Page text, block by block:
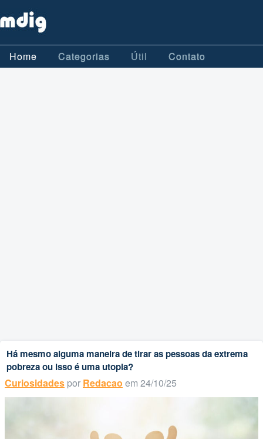
Home Categorias Útil Contato
Há mesmo alguma maneira de tirar as pessoas da extrema
pobreza ou isso é uma utopia?
Curiosidades por Redacao em 24/10/25